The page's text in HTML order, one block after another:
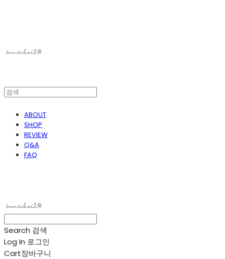
ABOUT
SHOP
REVIEW
Q&A
FAQ
Search 검색
Log In 로그인
Cart장바구니